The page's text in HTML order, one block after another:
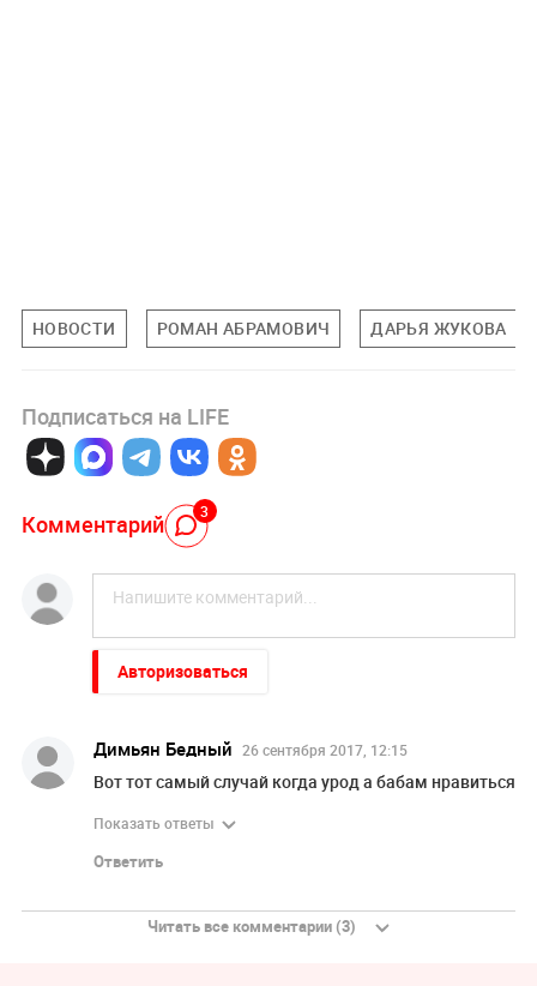
НОВОСТИ РОМАН АБРАМОВИЧ ДАРЬЯ ЖУКОВА
Подписаться на LIFE
Комментарий 3
Авторизоваться
Димьян Бедный 26 сентября 2017, 12:15
Вот тот самый случай когда урод а бабам нравиться
Показать ответы
Ответить
Читать все комментарии (3)